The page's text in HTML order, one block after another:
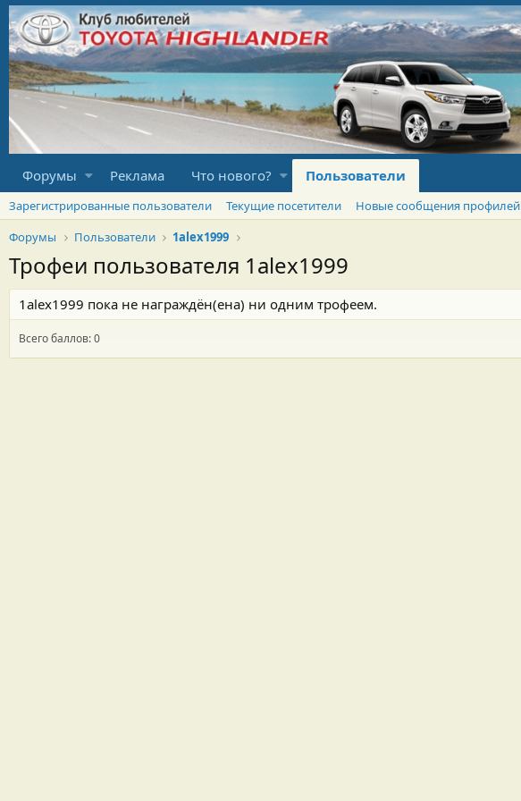
Форумы Реклама Что нового? Пользователи
Зарегистрированные пользователи Текущие посетители Новые сообщения профилей
Форумы
Пользователи 1alex1999
Трофеи пользователя 1alex1999
1alex1999 пока не награждён(ена) ни одним трофеем.
Всего баллов: 0